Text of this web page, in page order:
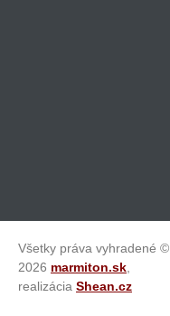
Všetky práva vyhradené ©
2026 marmiton.sk
realizácia Shean.cz